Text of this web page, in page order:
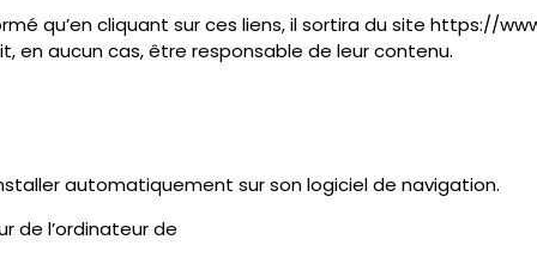
qu’en cliquant sur ces liens, il sortira du site https://
en aucun cas, être responsable de leur contenu.
automatiquement sur son logiciel de navigation.
de l’ordinateur de